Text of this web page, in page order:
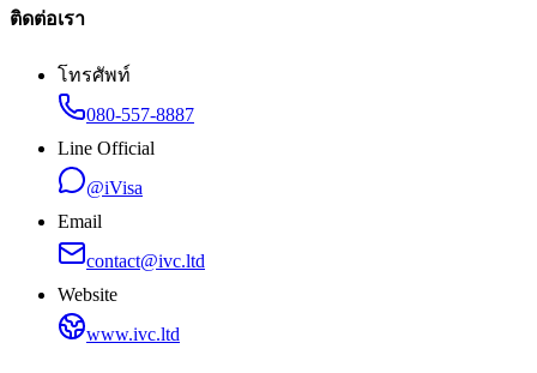
ติดต่อเรา
โทรศัพท์
080-557-8887
Line Official
@iVisa
Email
contact@ivc.ltd
Website
www.ivc.ltd